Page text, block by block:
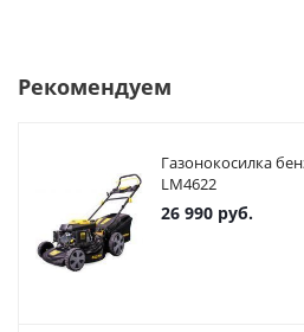
Рекомендуем
Газонокосилка
LM4622
26 990 руб.